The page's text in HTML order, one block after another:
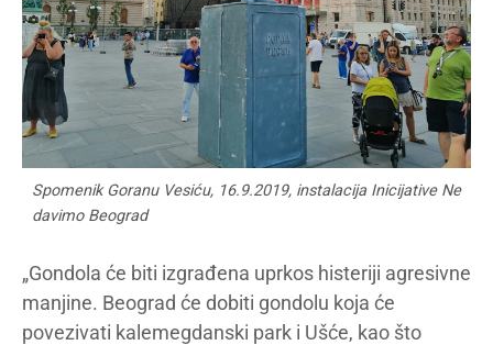
Spomenik Goranu Vesiću, 16.9.2019, instalacija Inicijative Ne
davimo Beograd
„Gondola će biti izgrađena uprkos histeriji agresivne
manjine. Beograd će dobiti gondolu koja će
povezivati kalemegdanski park i Ušće, kao što